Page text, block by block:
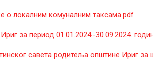
о локалним комуналним таксама.pdf
за период 01.01.2024.-30.09.2024.
савета родитеља општине Ириг за